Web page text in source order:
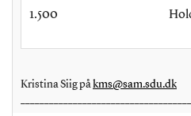
1.500
Kristina Siig påkms@sam.sdu.dk